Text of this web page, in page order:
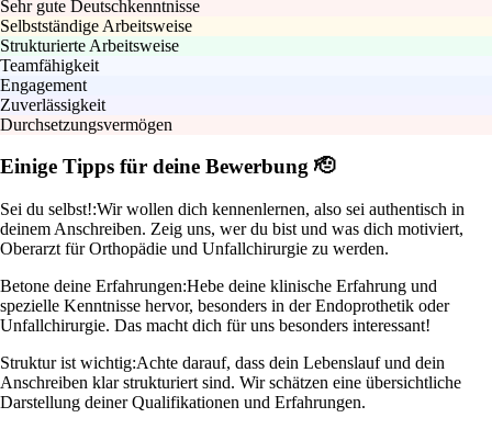
Sehr gute Deutschkenntnisse
Selbstständige Arbeitsweise
Strukturierte Arbeitsweise
Teamfähigkeit
Engagement
Zuverlässigkeit
Durchsetzungsvermögen
Einige Tipps für deine Bewerbung 🫡
Sei du selbst!:Wir wollen dich kennenlernen, also sei authentisch in
deinem Anschreiben. Zeig uns, wer du bist und was dich motiviert,
Oberarzt für Orthopädie und Unfallchirurgie zu werden.
Betone deine Erfahrungen:Hebe deine klinische Erfahrung und
spezielle Kenntnisse hervor, besonders in der Endoprothetik oder
Unfallchirurgie. Das macht dich für uns besonders interessant!
Struktur ist wichtig:Achte darauf, dass dein Lebenslauf und dein
Anschreiben klar strukturiert sind. Wir schätzen eine übersichtliche
Darstellung deiner Qualifikationen und Erfahrungen.